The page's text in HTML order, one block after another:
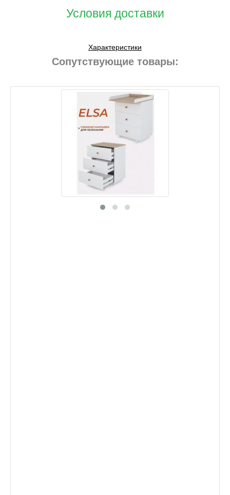
Условия доставки
Характеристики
Сопутствующие товары: